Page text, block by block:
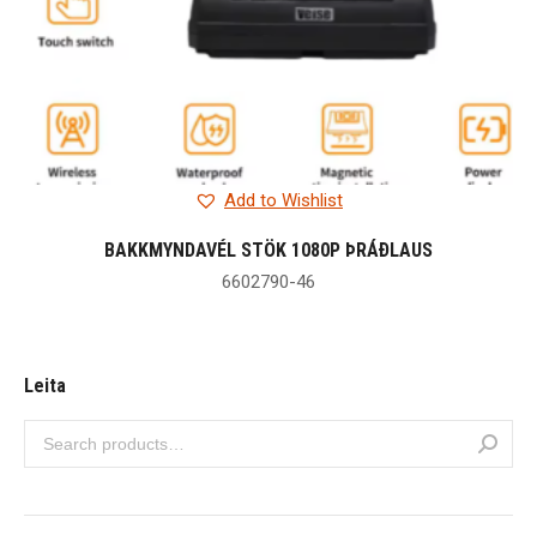
Add to Wishlist
BAKKMYNDAVÉL STÖK 1080P ÞRÁÐLAUS
6602790-46
Leita